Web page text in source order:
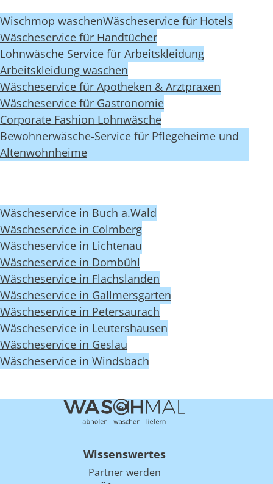
Wischmop waschenWäscheservice für Hotels
Wäscheservice für Handtücher
Lohnwäsche Service für Arbeitskleidung
Arbeitskleidung waschen
Wäscheservice für Apotheken & Arztpraxen
Wäscheservice für Gastronomie
Corporate Fashion Lohnwäsche
Bewohnerwäsche-Service für Pflegeheime und
Altenwohnheime
Wäscheservice in Buch a.Wald
Wäscheservice in Colmberg
Wäscheservice in Lichtenau
Wäscheservice in Dombühl
Wäscheservice in Flachslanden
Wäscheservice in Gallmersgarten
Wäscheservice in Petersaurach
Wäscheservice in Leutershausen
Wäscheservice in Geslau
Wäscheservice in Windsbach
Wissenswertes
Partner werden